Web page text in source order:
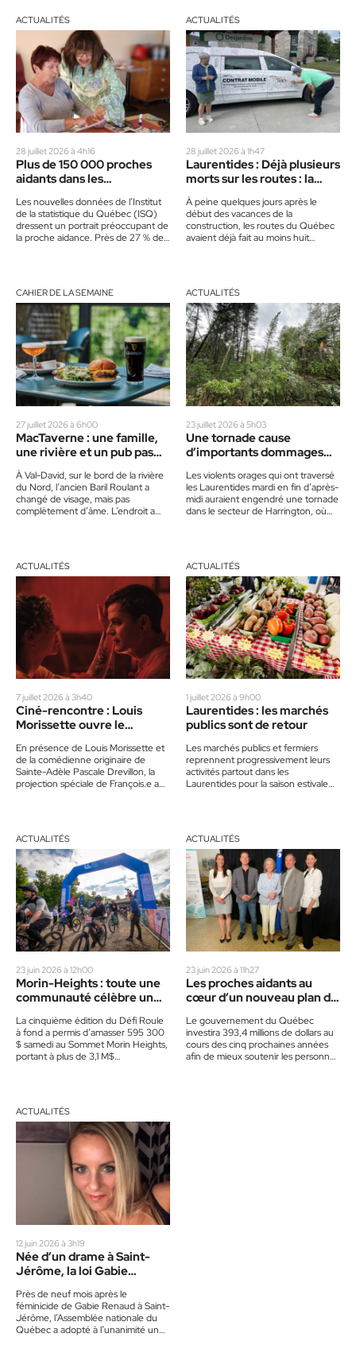
des embarcations et des mesures…
ACTUALITÉS
28 juillet 2026 à 4h16
Plus de 150 000 proches
aidants dans les
personne sur deux se
reconnaît comme telle
Les nouvelles données de l’Institut
de la statistique du Québec (ISQ)
dressent un portrait préoccupant de
la proche aidance. Près de 27 % de
ACTUALITÉS
28 juillet 2026 à 1h47
Laurentides : Déjà plusieurs
morts sur les routes : la
SAAQ mise sur un
corbillard blanc pour
sensibiliser les
conducteurs
À peine quelques jours après le
début des vacances de la
construction, les routes du Québec
avaient déjà fait au moins huit
CAHIER DE LA SEMAINE
27 juillet 2026 à 6h00
MacTaverne : une famille,
une rivière et un pub pas
comme les autres
À Val-David, sur le bord de la rivière
du Nord, l’ancien Baril Roulant a
changé de visage, mais pas
complètement d’âme. L’endroit a
ACTUALITÉS
23 juillet 2026 à 5h03
Une tornade cause
d’importants dommages
Les violents orages qui ont traversé
les Laurentides mardi en fin d’après-
midi auraient engendré une tornade
dans le secteur de Harrington, où
ACTUALITÉS
7 juillet 2026 à 3h40
Ciné-rencontre : Louis
Morissette ouvre le
En présence de Louis Morissette et
de la comédienne originaire de
Sainte-Adèle Pascale Drevillon, la
projection spéciale de François.e a
ACTUALITÉS
1 juillet 2026 à 9h00
Laurentides : les marchés
publics sont de retour
Les marchés publics et fermiers
reprennent progressivement leurs
activités partout dans les
Laurentides pour la saison estivale
ACTUALITÉS
23 juin 2026 à 12h00
Morin-Heights : toute une
communauté célèbre un
Édouard
La cinquième édition du Défi Roule
à fond a permis d’amasser 595 300
$ samedi au Sommet Morin Heights,
portant à plus de 3,1 M$…
ACTUALITÉS
23 juin 2026 à 11h27
Les proches aidants au
cœur d’un nouveau plan de
Le gouvernement du Québec
investira 393,4 millions de dollars au
cours des cinq prochaines années
afin de mieux soutenir les personnes
ACTUALITÉS
12 juin 2026 à 3h19
Née d’un drame à Saint-
Jérôme, la loi Gabie
Près de neuf mois après le
féminicide de Gabie Renaud à Saint-
Jérôme, l’Assemblée nationale du
Québec a adopté à l’unanimité une